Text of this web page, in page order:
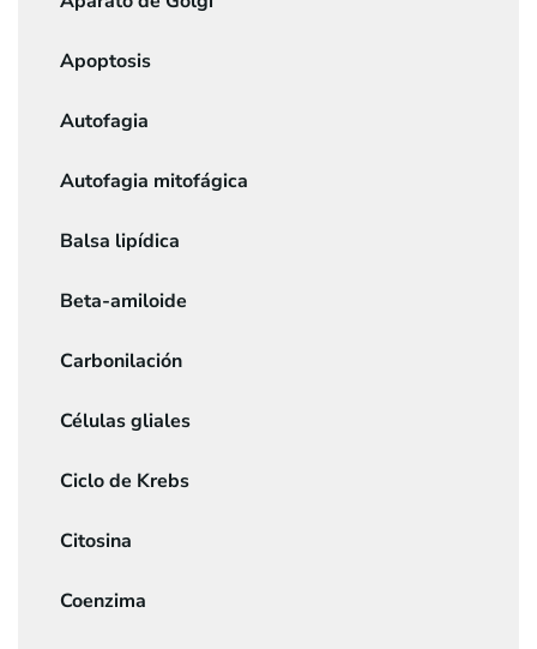
Apoptosis
Autofagia
Autofagia mitofágica
Balsa lipídica
Beta-amiloide
Carbonilación
Células gliales
Ciclo de Krebs
Citosina
Coenzima